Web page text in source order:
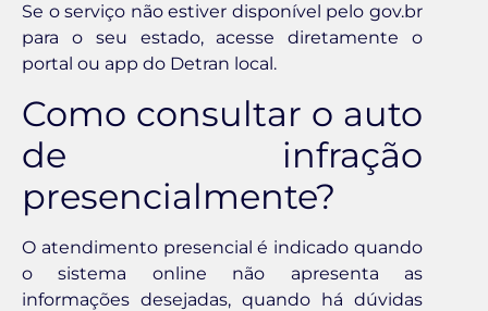
Se o serviço não estiver disponível pelo gov.br
para o seu estado, acesse diretamente o
portal ou app do Detran local.
Como consultar o auto
de infração
presencialmente?
O atendimento presencial é indicado quando
o sistema online não apresenta as
informações desejadas, quando há dúvidas